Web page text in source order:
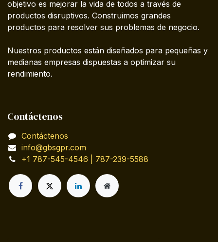
objetivo es mejorar la vida de todos a través de
productos disruptivos. Construimos grandes
productos para resolver sus problemas de negocio.
Nuestros productos están diseñados para pequeñas y
medianas empresas dispuestas a optimizar su
rendimiento.
Contáctenos
Contáctenos
info@gbsgpr.com
+1 787-545-4546 | 787-239-5588